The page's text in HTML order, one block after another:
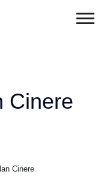
Cinere
Cinere